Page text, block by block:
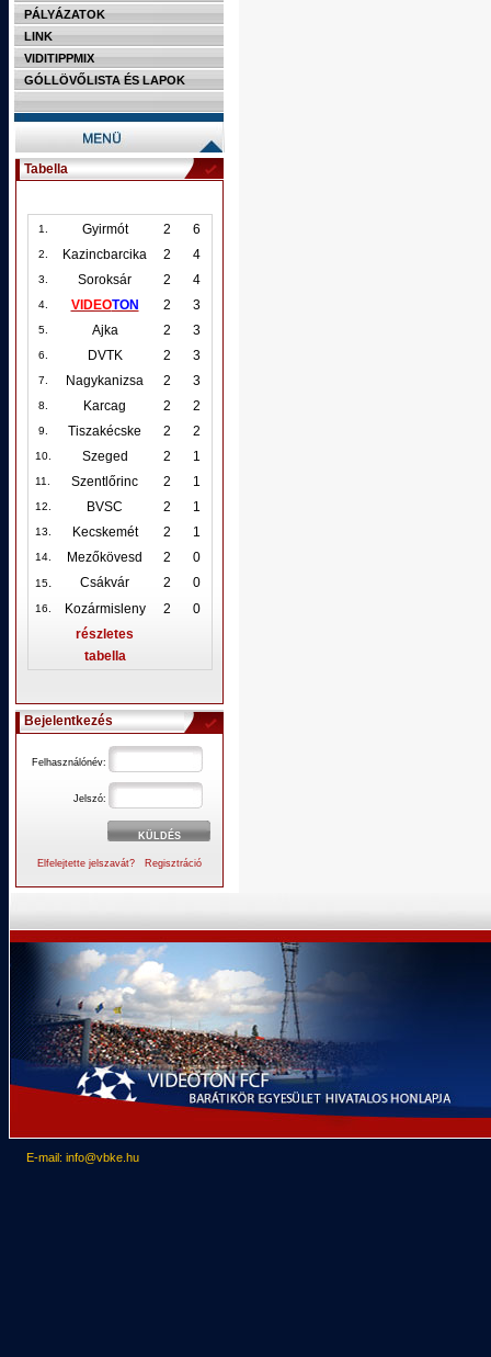
PÁLYÁZATOK
LINK
VIDITIPPMIX
GÓLLÖVŐLISTA ÉS LAPOK
Tabella
1. Gyirmót 2 6
2. Kazincbarcika 2 4
3. Soroksár 2 4
4. VIDEOTON 2 3
5. Ajka 2 3
6. DVTK 2 3
7. Nagykanizsa 2 3
8. Karcag 2 2
9. Tiszakécske 2 2
10. Szeged 2 1
11. Szentlőrinc 2 1
12. BVSC 2 1
13. Kecskemét 2 1
14. Mezőkövesd 2 0
15. Csákvár 2 0
16. Kozármisleny 2
0
részletes
tabella
Bejelentkezés
Felhasználónév:
Jelszó:
Elfelejtette jelszavát? Regisztráció
E-mail: info@vbke.hu